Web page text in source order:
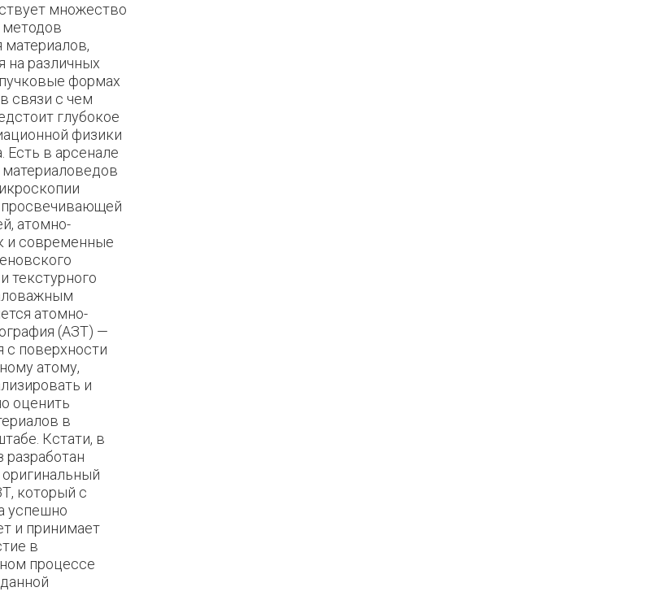
множество
материалов,
на различных
формах
связи с чем
глубокое
физики
Есть в арсенале
просвечивающей
атомно-
и современные
текстурного
атомно-
(АЗТ) —
с поверхности
атому,
и
оценить
в
Кстати, в
который с
успешно
и принимает
в
процессе